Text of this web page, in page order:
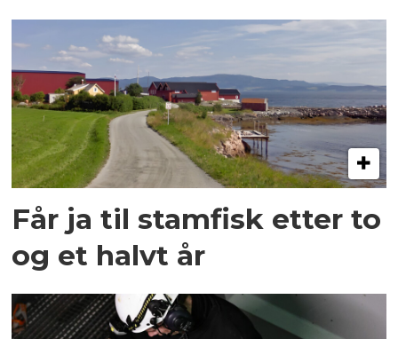
Får ja til stamfisk etter to
og et halvt år